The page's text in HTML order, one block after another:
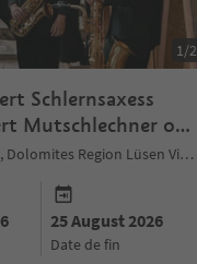
1/2
Schlernsaxess
Mutschlechner on
Villnöss/Funes, Dolomites Region Lüsen Villnöss
25 August 2026
date de fin